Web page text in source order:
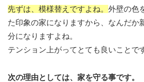
先ずは、模様替えですよね。 外壁の色
た印象の家になりますから、なんだか
分になりますよね。
テンション上がってとても良いことで
次の理由としては、家を守る事です。